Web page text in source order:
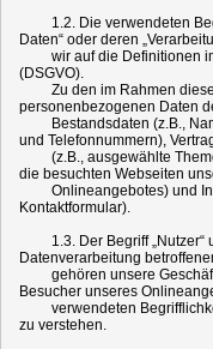
1.2. Die verwendeten
Daten“ oder deren
wir auf die Definitionen im
(DSGVO).
Zu den im Rahmen
personenbezogenen Daten
Bestandsdaten (z.B.,
und Telefonnummern),
(z.B., ausgewählte
die besuchten Webseiten
Onlineangebotes) und
Kontaktformular).
1.3. Der Begriff „Nutzer“
Datenverarbeitung
gehören unsere
Besucher unseres
verwendeten
zu verstehen.